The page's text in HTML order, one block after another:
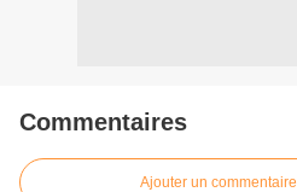
Commentaires
Ajouter un commentaire